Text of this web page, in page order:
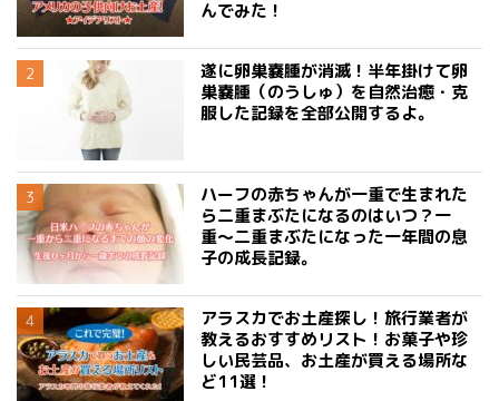
んでみた！
遂に卵巣嚢腫が消滅！半年掛けて卵
巣嚢腫（のうしゅ）を自然治癒・克
服した記録を全部公開するよ。
ハーフの赤ちゃんが一重で生まれた
ら二重まぶたになるのはいつ？一
重〜二重まぶたになった一年間の息
子の成長記録。
アラスカでお土産探し！旅行業者が
教えるおすすめリスト！お菓子や珍
しい民芸品、お土産が買える場所な
ど11選！